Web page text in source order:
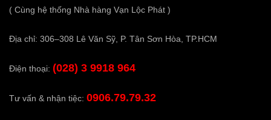
( Cùng hệ thống Nhà hàng Vạn Lộc Phát )
Địa chỉ: 306–308 Lê Văn Sỹ, P. Tân Sơn Hòa, TP.HCM
Điện thoại: (028) 3 9918 964
Tư vấn & nhận tiệc: 0906.79.79.32